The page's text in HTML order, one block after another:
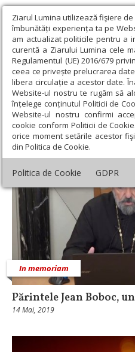
Ziarul Lumina utilizează fişiere
îmbunătăți experiența ta pe
am actualizat politicile pentru a
curentă a Ziarului Lumina cele
Regulamentul (UE) 2016/679
ceea ce privește prelucrarea
libera circulație a acestor date.
Website-ul nostru te rugăm să
înțelege conținutul Politicii de
Website-ul nostru confirmi
cookie conform Politicii de
orice moment setările acestor
din Politica de Cookie.
Politica de Cookie GDPR
Ziarul Lumina › Actualitate
In memoriam
In memoriam
Părintele Jean Boboc,
14 Mai, 2019